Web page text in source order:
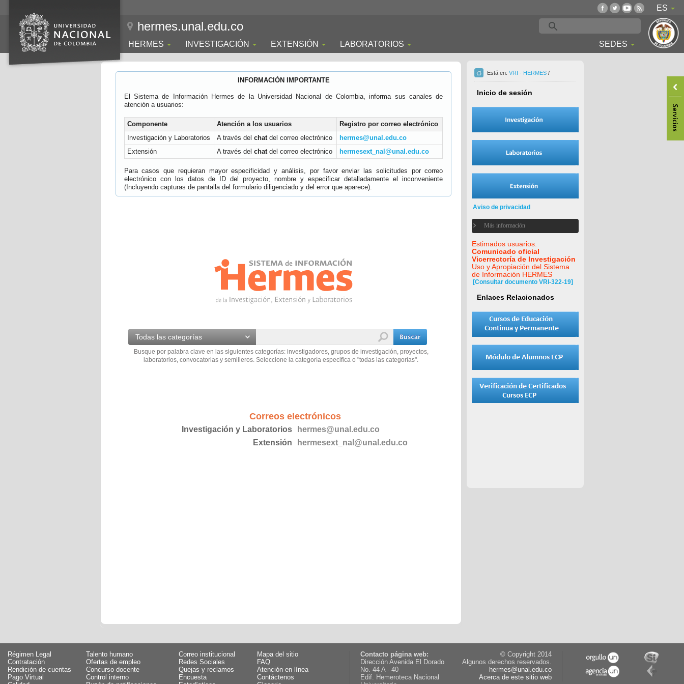
ES
hermes.unal.edu.co
HERMES INVESTIGACIÓN EXTENSIÓN LABORATORIOS SEDES
INFORMACIÓN IMPORTANTE
El Sistema de Información Hermes de la Universidad Nacional de Colombia, informa sus canales de
atención a usuarios:
Componente Atención a los usuarios
Registro por correo electrónico
Investigación y Laboratorios
A través del chatdel correo electrónico
hermes@unal.edu.co
Extensión
A través del chatdel correo electrónico hermesext_nal@unal.edu.co
Para casos que requieran mayor especificidad y análisis, por favor enviar las solicitudes por correo
electrónico con los datos de ID del proyecto, nombre y especificar detalladamente el inconveniente
(Incluyendo capturas de pantalla del formulario diligenciado y del error que aparece).
Todas las categorías
Busque por palabra clave en las siguientes categorías: investigadores, grupos de investigación, proyectos,
laboratorios, convocatorias y semilleros. Seleccione la categoría especifica o "todas las categorías".
Correos electrónicos
Investigación y Laboratorios
hermes@unal.edu.co
Extensión
hermesext_nal@unal.edu.co
Está en: VRI - HERMES /
Inicio de sesión
Aviso de privacidad
Más información
Estimados usuarios.
Comunicado oficial
Vicerrectoría de Investigación
Uso y Apropiación del Sistema
de Información HERMES
[Consultar documento VRI-322-19]
Enlaces Relacionados
Régimen Legal
Talento humano
Contratación
Ofertas de empleo
Rendición de cuentas
Concurso docente
Pago Virtual
Control interno
Correo institucional
Mapa del sitio
Redes Sociales
FAQ
Quejas y reclamos
Atención en línea
Encuesta
Contáctenos
Contacto página web:
Dirección Avenida El Dorado
No. 44 A - 40
Edif. Hemeroteca Nacional
© Copyright 2014
Algunos derechos reservados.
hermes@unal.edu.co
Acerca de este sitio web